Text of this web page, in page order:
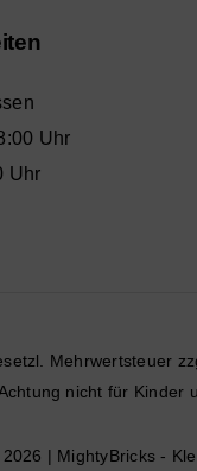
Uhr
Uhr
Mehrwertsteuer
nicht für Kinder
| MightyBricks -